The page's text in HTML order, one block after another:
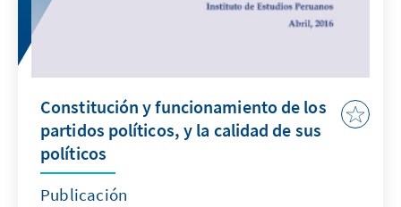
Constitución y funcionamiento de los
partidos políticos, y la calidad de sus
políticos
Publicación